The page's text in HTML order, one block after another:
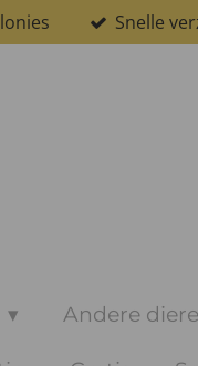
Snelle
Andere